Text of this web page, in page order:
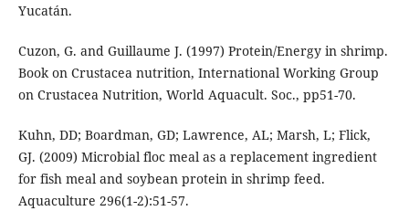
Yucatán.
Cuzon, G. and Guillaume J. (1997) Protein/Energy in shrimp.
Book on Crustacea nutrition, International Working Group
on Crustacea Nutrition, World Aquacult. Soc., pp51-70.
Kuhn, DD; Boardman, GD; Lawrence, AL; Marsh, L; Flick,
GJ. (2009) Microbial floc meal as a replacement ingredient
for fish meal and soybean protein in shrimp feed.
Aquaculture 296(1-2):51-57.